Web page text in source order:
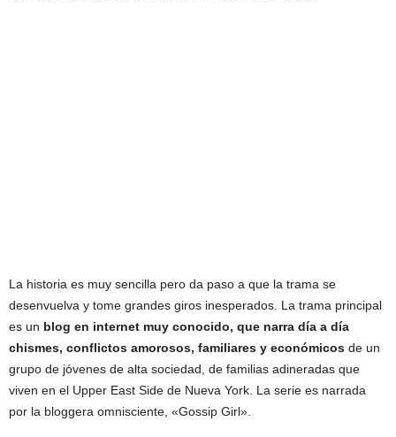
La historia es muy sencilla pero da paso a que la trama se
desenvuelva y tome grandes giros inesperados. La trama principal
es un blog en internet muy conocido, que narra día a día
chismes, conflictos amorosos, familiares y económicos de un
grupo de jóvenes de alta sociedad, de familias adineradas que
viven en el Upper East Side de Nueva York. La serie es narrada
por la bloggera omnisciente, «Gossip Girl».